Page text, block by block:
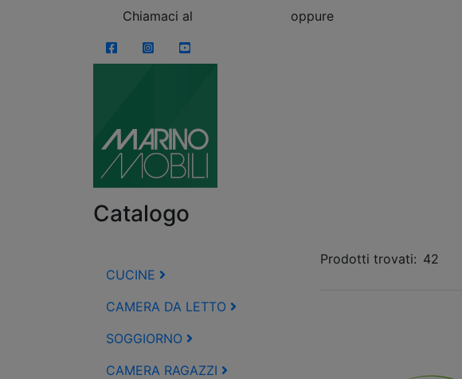
Chiamaci al oppure
FacebookInstagramYouTube
Catalogo
Prodotti trovati: 42
CUCINE
CAMERA DA LETTO
SOGGIORNO
CAMERA RAGAZZI